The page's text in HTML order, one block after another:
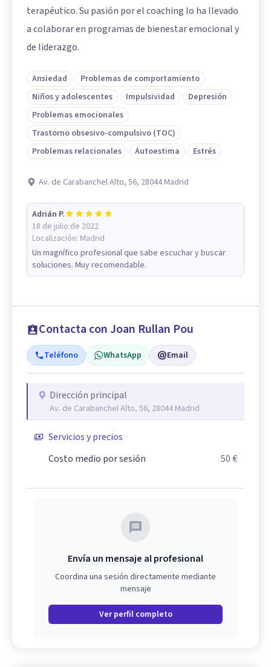
terapéutico. Su pasión por el coaching lo ha llevado
a colaborar en programas de bienestar emocional y
de liderazgo.
Ansiedad
Problemas de comportamiento
Niños y adolescentes
Impulsividad
Depresión
Problemas emocionales
Trastorno obsesivo-compulsivo (TOC)
Problemas relacionales
Autoestima Estrés
Av. de Carabanchel Alto, 56, 28044 Madrid
Adrián P.
18 de julio de 2022
Localización: Madrid
Un magnífico profesional que sabe escuchar y buscar
soluciones. Muy recomendable.
Contacta con Joan Rullan Pou
Teléfono WhatsApp Email
Dirección principal
Av. de Carabanchel Alto, 56, 28044 Madrid
Servicios y precios
Costo medio por sesión
50 €
Envía un mensaje al profesional
Coordina una sesión directamente mediante
mensaje
Ver perfil completo